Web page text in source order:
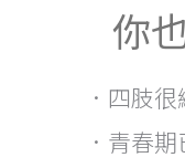
你
．四肢很
．青春期